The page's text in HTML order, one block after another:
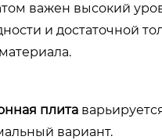
важен высокий
и достаточной
плита
вариант.